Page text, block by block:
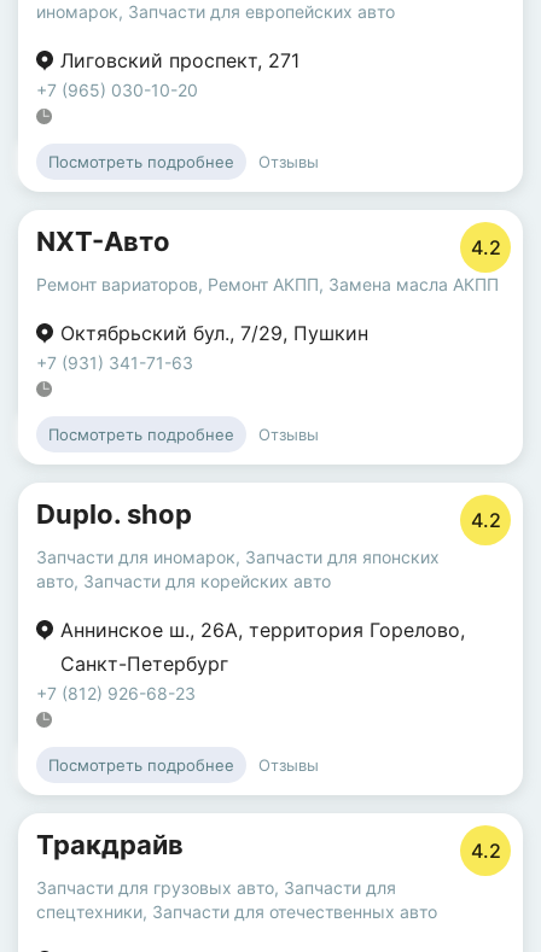
иномарок, Запчасти для европейских авто
Лиговский проспект, 271
+7 (965) 030-10-20
Посмотреть подробнее Отзывы
NXT-Авто 4.2
Ремонт вариаторов, Ремонт АКПП, Замена масла АКПП
Октябрьский бул., 7/29, Пушкин
+7 (931) 341-71-63
Посмотреть подробнее Отзывы
Duplo. shop 4.2
Запчасти для иномарок, Запчасти для японских
авто, Запчасти для корейских авто
Аннинское ш., 26А, территория Горелово,
Санкт-Петербург
+7 (812) 926-68-23
Посмотреть подробнее Отзывы
Тракдрайв 4.2
Запчасти для грузовых авто, Запчасти для
спецтехники, Запчасти для отечественных авто